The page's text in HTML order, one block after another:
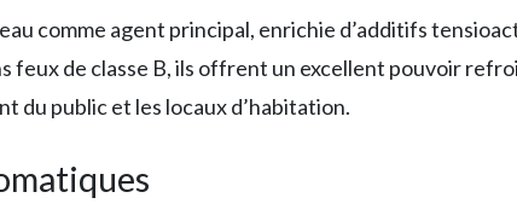
comme agent principal, enrichie d’additifs
feux de classe B, ils offrent un excellent pouvoir
du public et les locaux d’habitation.